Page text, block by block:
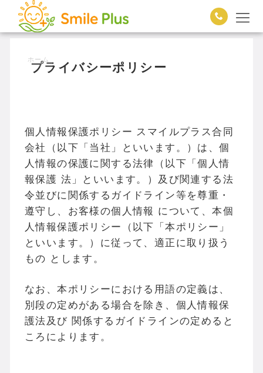
ホーム
プライバシーポリシー
個人情報保護ポリシー スマイルプラス合同
会社（以下「当社」といいます。）は、個
人情報の保護に関する法律（以下「個人情
報保護 法」といいます。）及び関連する法
令並びに関係するガイドライン等を尊重・
遵守し、お客様の個人情報 について、本個
人情報保護ポリシー（以下「本ポリシー」
といいます。）に従って、適正に取り扱う
もの とします。
なお、本ポリシーにおける用語の定義は、
別段の定めがある場合を除き、個人情報保
護法及び 関係するガイドラインの定めると
ころによります。